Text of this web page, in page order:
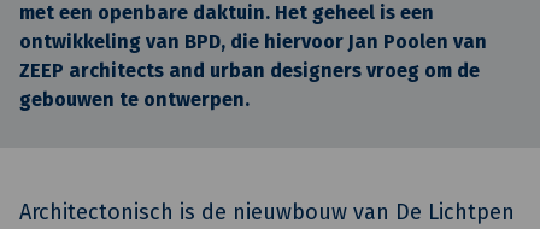
met een openbare daktuin. Het geheel is een
ontwikkeling van BPD, die hiervoor Jan Poolen van
ZEEP architects and urban designers vroeg om de
gebouwen te ontwerpen.
Architectonisch is de nieuwbouw van De Lichtpen